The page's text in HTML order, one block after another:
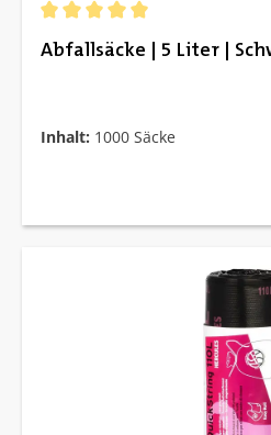
Abfallsäcke | 5 Liter |
Inhalt: 1000 Säcke